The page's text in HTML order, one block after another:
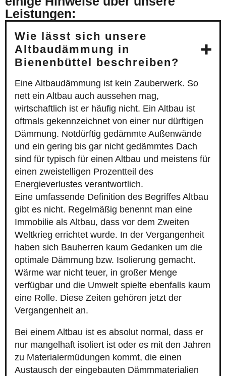
Leistungen:
Wie lässt sich unsere
Altbaudämmung in
Bienenbüttel beschreiben?
Eine Altbaudämmung ist kein Zauberwerk. So
nett ein Altbau auch aussehen mag,
wirtschaftlich ist er häufig nicht. Ein Altbau ist
oftmals gekennzeichnet von einer nur dürftigen
Dämmung. Notdürftig gedämmte Außenwände
und ein gering bis gar nicht gedämmtes Dach
sind für typisch für einen Altbau und meistens für
einen zweistelligen Prozentteil des
Energieverlustes verantwortlich.
Eine umfassende Definition des Begriffes Altbau
gibt es nicht. Regelmäßig benennt man eine
Immobilie als Altbau, dass vor dem Zweiten
Weltkrieg errichtet wurde. In der Vergangenheit
haben sich Bauherren kaum Gedanken um die
optimale Dämmung bzw. Isolierung gemacht.
Wärme war nicht teuer, in großer Menge
verfügbar und die Umwelt spielte ebenfalls kaum
eine Rolle. Diese Zeiten gehören jetzt der
Vergangenheit an.
Bei einem Altbau ist es absolut normal, dass er
nur mangelhaft isoliert ist oder es mit den Jahren
zu Materialermüdungen kommt, die einen
Austausch der eingebauten Dämmmaterialien